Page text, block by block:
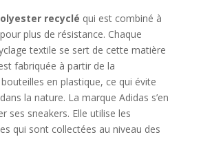
recyclé qui est combiné à
plus de résistance. Chaque
textile se sert de cette matière
fabriquée à partir de la
en plastique, ce qui évite
la nature. La marque Adidas s’en
ses sneakers. Elle utilise les
qui sont collectées au niveau des